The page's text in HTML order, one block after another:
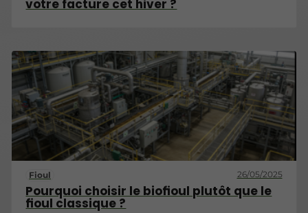
votre facture cet hiver ?
Fioul 26/05/2025
Pourquoi choisir le biofioul plutôt que le
fioul classique ?